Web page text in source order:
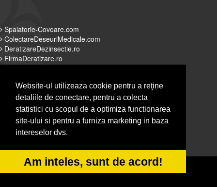
Website-ul utilizeaza cookie pentru a reţine
detaliile de conectare, pentru a colecta
statistici cu scopul de a optimiza functionarea
site-ului si pentru a furniza marketing in baza
intereselor dvs.
Am inteles, sunt de acord!
Spalatorie-Covoare.com
ColectareDeseuriMedicale.com
DeratizareDezinsectie.ro
FirmaDeratizare.ro
Alpinist-Utilitar.com
Servicii-DDD.com
Spalatorie-Curatatorie.com
Spalatorie-Curatatorie.ro
© 2014-2026 Powered byVilonMedia &TekaBility- ANPC